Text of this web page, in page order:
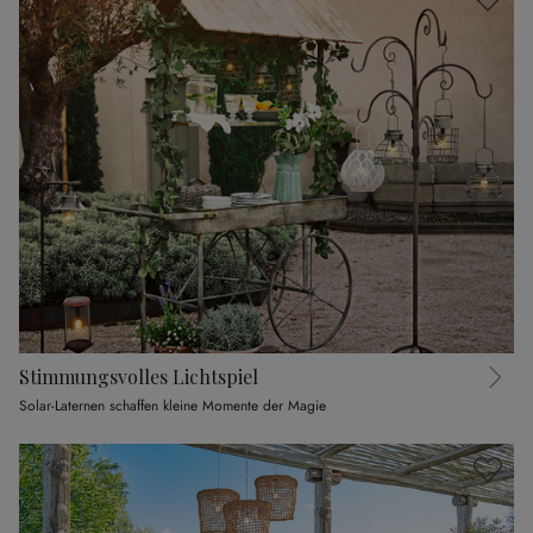
Stimmungsvolles Lichtspiel
Solar-Laternen schaffen kleine Momente der Magie